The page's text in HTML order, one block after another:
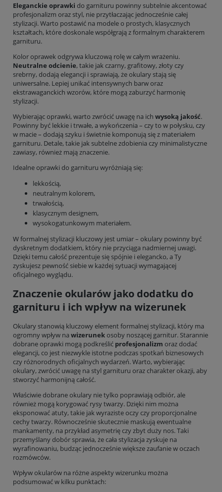
Eleganckie oprawki do garnituru powinny subtelnie akcentować
profesjonalizm oraz styl, nie przytłaczając jednocześnie całej
stylizacji. Warto postawić na modele o prostych, klasycznych
kształtach, które doskonale współgrają z formalnym charakterem
garnituru.
Kolor oprawek odgrywa kluczową rolę w całym wrażeniu.
Neutralne odcienie, takie jak czarny, grafitowy, złoty czy
srebrny, dodają elegancji i sprawiają, że okulary stają się
uniwersalne. Lepiej unikać intensywnych barw oraz
ekstrawaganckich wzorów, które mogą zaburzyć harmonię
stylizacji.
Wybierając oprawki, warto zwrócić uwagę na ich wysoką jakość.
Powinny być lekkie i trwałe, a wykończenia – czy to w połysku, czy
w macie – dodają szyku i świetnie komponują się z materiałem
garnituru. Detale, takie jak subtelne zdobienia czy minimalistyczne
zawiasy, również mają znaczenie.
Idealne oprawki do garnituru wyróżniają się:
lekkością,
neutralnym kolorem,
trwałością,
klasycznym designem,
wysokogatunkowym materiałem.
W formalnej stylizacji kluczowy jest umiar – okulary powinny być
dyskretnym dodatkiem, który nie przyciąga nadmiernej uwagi.
Dzięki temu całość prezentuje się spójnie i elegancko, a Ty
zyskujesz pewność siebie w każdej sytuacji wymagającej
oficjalnego wyglądu.
Znaczenie okularów jako dodatku do
garnituru i ich wpływ na wizerunek
Okulary stanowią kluczowy element formalnej stylizacji, który ma
ogromny wpływ na wizerunekosoby noszącej garnitur. Starannie
dobrane oprawki mogą podkreślić profesjonalizm oraz dodać
elegancji, co jest niezwykle istotne podczas spotkań biznesowych
czy różnorodnych oficjalnych wydarzeń. Warto, wybierając
okulary, zwrócić uwagę na styl garnituru oraz charakter okazji, aby
stworzyć harmonijną całość.
Właściwie dobrane okulary nie tylko poprawiają odbiór, ale
również mogą korygować rysy twarzy. Dzięki nim można
eksponować atuty, takie jak wyraziste oczy czy proporcjonalne
cechy twarzy. Równocześnie skutecznie maskują ewentualne
mankamenty, na przykład asymetrię czy zbyt duży nos. Taki
przemyślany dobór sprawia, że cała stylizacja zyskuje na
wyrafinowaniu, budząc jednocześnie większe zaufanie w oczach
rozmówców.
Wpływ okularów na różne aspekty wizerunku można
podsumować w kilku punktach: